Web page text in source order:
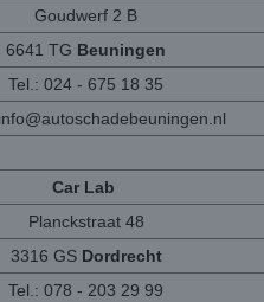
Goudwerf 2 B
6641 TG Beuningen
Tel.: 024 - 675 18 35
info@autoschadebeuningen.nl
Car Lab
Planckstraat 48
3316 GS Dordrecht
Tel.: 078 - 203 29 99